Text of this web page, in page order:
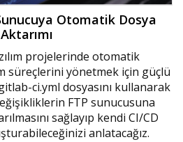
Otomatik Dosya
Aktarımı
projelerinde otomatik
süreçlerini yönetmek için güçlü
ci.yml dosyasını kullanarak
FTP sunucusuna
sağlayıp kendi CI/CD
anlatacağız.